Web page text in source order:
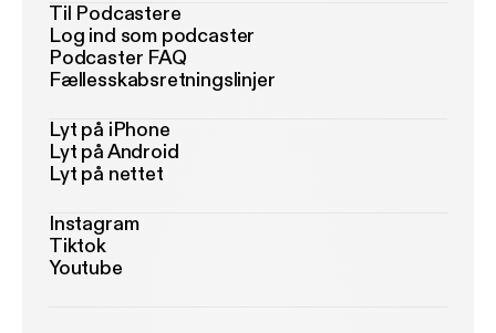
Til Podcastere
Log ind som podcaster
Podcaster FAQ
Fællesskabsretningslinjer
Lyt på iPhone
Lyt på Android
Lyt på nettet
Instagram
Tiktok
Youtube